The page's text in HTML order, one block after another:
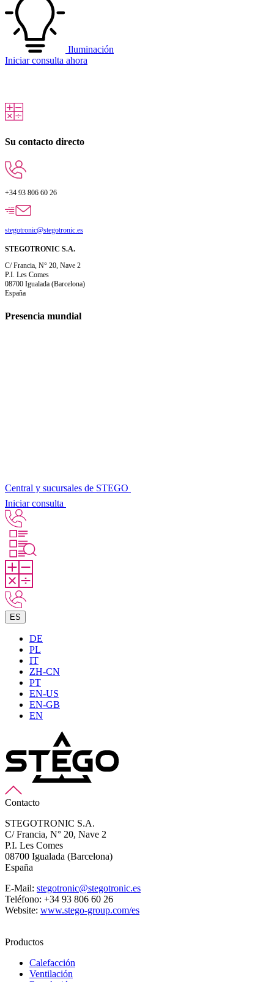
Iluminación
Iniciar consulta ahora
Su contacto directo
+34 93 806 60 26
stegotronic@stegotronic.es
STEGOTRONIC S.A.
C/ Francia, N° 20, Nave 2
P.I. Les Comes
08700 Igualada (Barcelona)
España
Presencia mundial
Central y sucursales de STEGO
Iniciar consulta
ES
DE
PL
IT
ZH-CN
PT
EN-US
EN-GB
EN
Contacto
STEGOTRONIC S.A.
C/ Francia, N° 20, Nave 2
P.I. Les Comes
08700 Igualada (Barcelona)
España
E-Mail: stegotronic@stegotronic.es
Teléfono: +34 93 806 60 26
Website: www.stego-group.com/es
Productos
Calefacción
Ventilación